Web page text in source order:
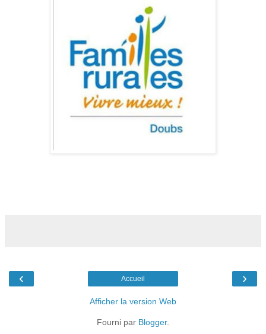
‹ ›
Accueil
Afficher la version Web
Fourni par Blogger.